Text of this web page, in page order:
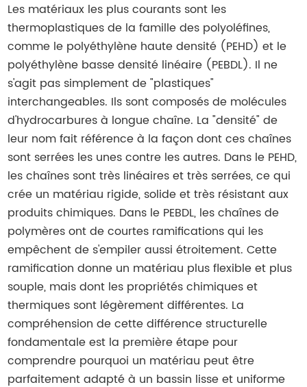
Les matériaux les plus courants sont les
thermoplastiques de la famille des polyoléfines,
comme le polyéthylène haute densité (PEHD) et le
polyéthylène basse densité linéaire (PEBDL). Il ne
s'agit pas simplement de "plastiques"
interchangeables. Ils sont composés de molécules
d'hydrocarbures à longue chaîne. La "densité" de
leur nom fait référence à la façon dont ces chaînes
sont serrées les unes contre les autres. Dans le PEHD,
les chaînes sont très linéaires et très serrées, ce qui
crée un matériau rigide, solide et très résistant aux
produits chimiques. Dans le PEBDL, les chaînes de
polymères ont de courtes ramifications qui les
empêchent de s'empiler aussi étroitement. Cette
ramification donne un matériau plus flexible et plus
souple, mais dont les propriétés chimiques et
thermiques sont légèrement différentes. La
compréhension de cette différence structurelle
fondamentale est la première étape pour
comprendre pourquoi un matériau peut être
parfaitement adapté à un bassin lisse et uniforme